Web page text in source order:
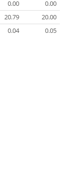
0.00
0.00
20.79
20.00
0.04 0.05